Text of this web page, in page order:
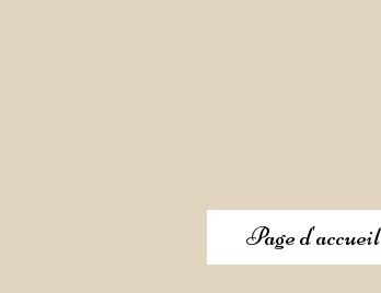
Page d'accueil